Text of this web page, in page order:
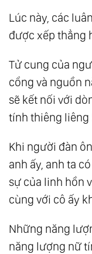
Lúc này, các
được xếp thẳng
Tử cung của
cổng và nguồn
sẽ kết nối với
tính thiêng liêng
Khi người đàn
anh ấy, anh ta
sự của linh hồn
cùng với cô ấy
Những năng
năng lượng nữ